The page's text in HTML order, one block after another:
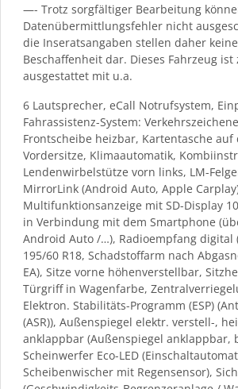
—- Trotz sorgfältiger Bearbeitung
Datenübermittlungsfehler nicht
die Inseratsangaben stellen daher
Beschaffenheit dar. Dieses Fahrzeug ist
ausgestattet mit u.a.
6 Lautsprecher, eCall Notrufsystem,
Fahrassistenz-System:
Frontscheibe heizbar, Kartentasche auf
Vordersitze, Klimaautomatik,
Lendenwirbelstütze vorn links, LM-
MirrorLink (Android Auto, Apple
Multifunktionsanzeige mit SD-Display
in Verbindung mit dem Smartphone
Android Auto /…), Radioempfang digital
195/60 R18, Schadstoffarm nach
EA), Sitze vorne höhenverstellbar,
Türgriff in Wagenfarbe,
Elektron. Stabilitäts-Programm (ESP)
(ASR)), Außenspiegel elektr. verstell-,
anklappbar (Außenspiegel anklappbar,
Scheinwerfer Eco-LED
Scheibenwischer mit Regensensor),